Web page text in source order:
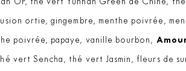
OP, thé vert Yunnan Green de Chine,
ortie, gingembre, menthe poivrée,
poivrée, papaye, vanille bourbon,
vert Sencha, thé vert Jasmin, fleurs de